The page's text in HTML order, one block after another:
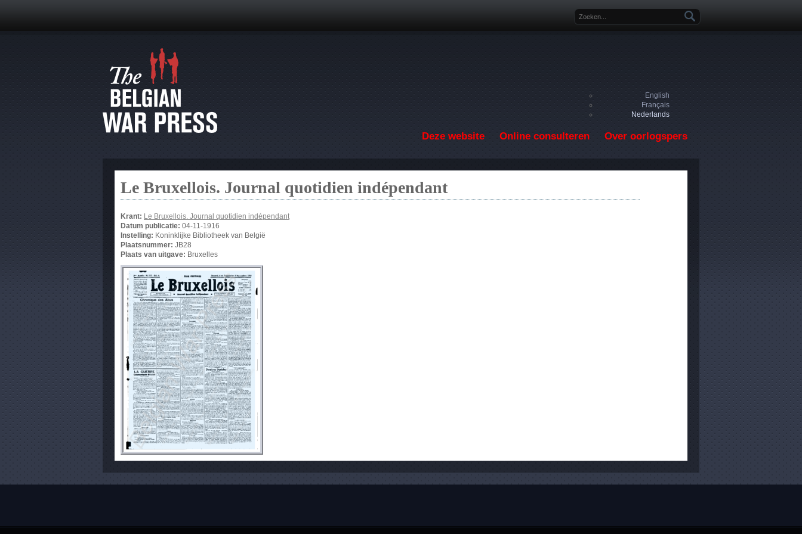
Zoekveld
English
Français
Nederlands
Deze website Online consulteren Over oorlogspers
Le Bruxellois. Journal quotidien indépendant
Krant: Le Bruxellois. Journal quotidien indépendant
Datum publicatie: 04-11-1916
Instelling: Koninklijke Bibliotheek van België
Plaatsnummer: JB28
Plaats van uitgave: Bruxelles